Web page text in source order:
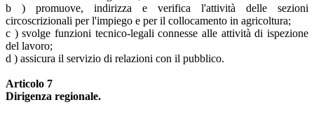
b ) promuove, indirizza e verifica l'attività delle sezioni
circoscrizionali per l'impiego e per il collocamento in agricoltura;
c ) svolge funzioni tecnico-legali connesse alle attività di ispezione
del lavoro;
d ) assicura il servizio di relazioni con il pubblico.
Articolo 7
Dirigenza regionale.